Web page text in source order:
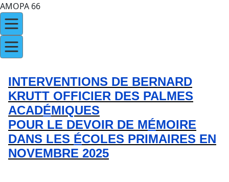
AMOPA 66
INTERVENTIONS DE BERNARD
KRUTT OFFICIER DES PALMES
ACADÉMIQUES
POUR LE DEVOIR DE MÉMOIRE
DANS LES ÉCOLES PRIMAIRES EN
NOVEMBRE 2025